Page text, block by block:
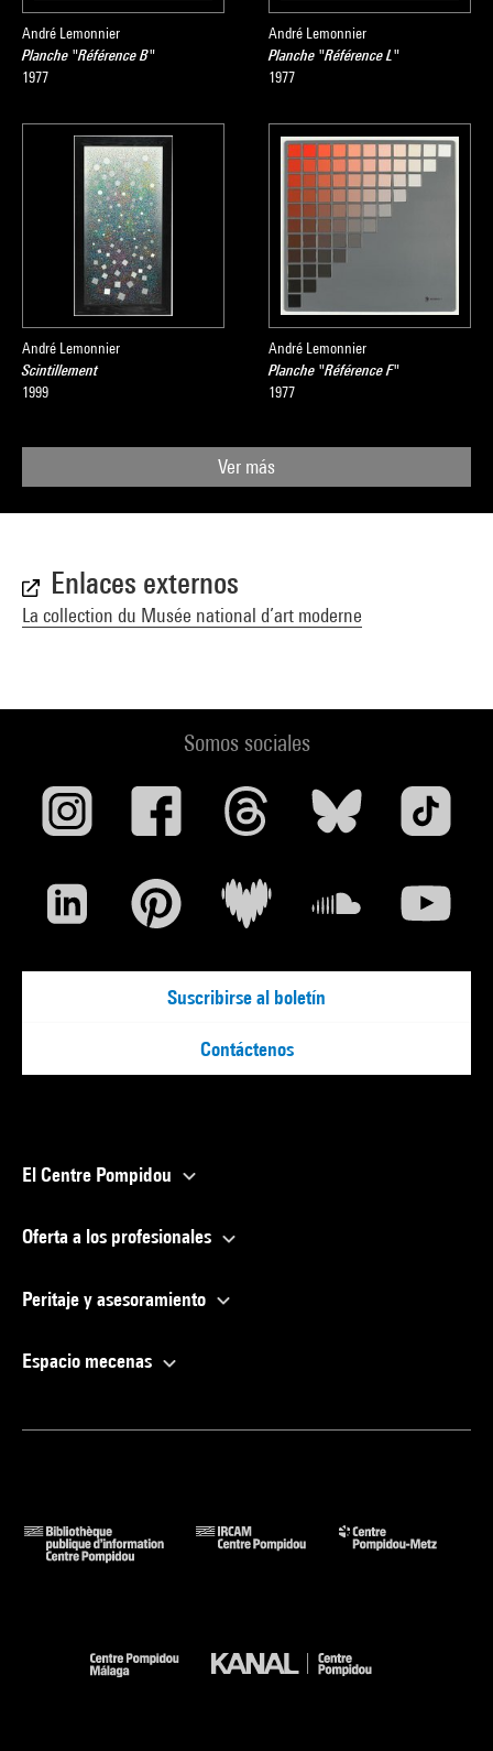
André Lemonnier
Planche "Référence B"
1977
André Lemonnier
Planche "Référence L"
1977
André Lemonnier
Scintillement
1999
André Lemonnier
Planche "Référence F"
1977
Ver más
Enlaces externos
La collection du Musée national d’art moderne
Somos sociales
Suscribirse al boletín
Contáctenos
El Centre Pompidou
Oferta a los profesionales
Peritaje y asesoramiento
Espacio mecenas